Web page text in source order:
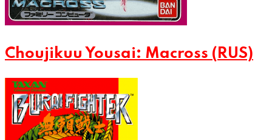
Choujikuu Yousai: Macross (RUS)